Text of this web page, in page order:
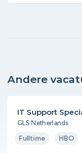
Andere
IT Support
GLS Netherlands
Fulltime HBO